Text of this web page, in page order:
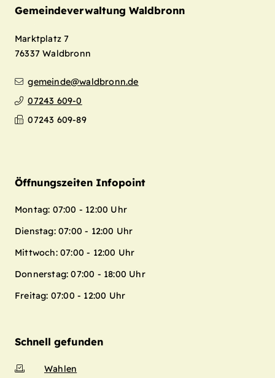
Gemeindeverwaltung Waldbronn
Marktplatz 7
76337 Waldbronn
gemeinde@waldbronn.de
07243 609-0
07243 609-89
Öffnungszeiten Infopoint
Montag: 07:00 - 12:00 Uhr
Dienstag: 07:00 - 12:00 Uhr
Mittwoch: 07:00 - 12:00 Uhr
Donnerstag: 07:00 - 18:00 Uhr
Freitag: 07:00 - 12:00 Uhr
Schnell gefunden
Wahlen